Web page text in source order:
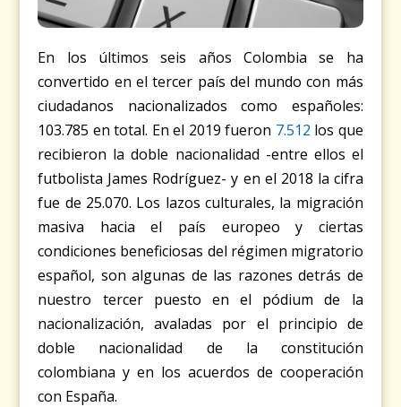
En los últimos seis años Colombia se ha
convertido en el tercer país del mundo con más
ciudadanos nacionalizados como españoles:
103.785 en total. En el 2019 fueron 7.512 los que
recibieron la doble nacionalidad -entre ellos el
futbolista James Rodríguez- y en el 2018 la cifra
fue de 25.070. Los lazos culturales, la migración
masiva hacia el país europeo y ciertas
condiciones beneficiosas del régimen migratorio
español, son algunas de las razones detrás de
nuestro tercer puesto en el pódium de la
nacionalización, avaladas por el principio de
doble nacionalidad de la constitución
colombiana y en los acuerdos de cooperación
con España.